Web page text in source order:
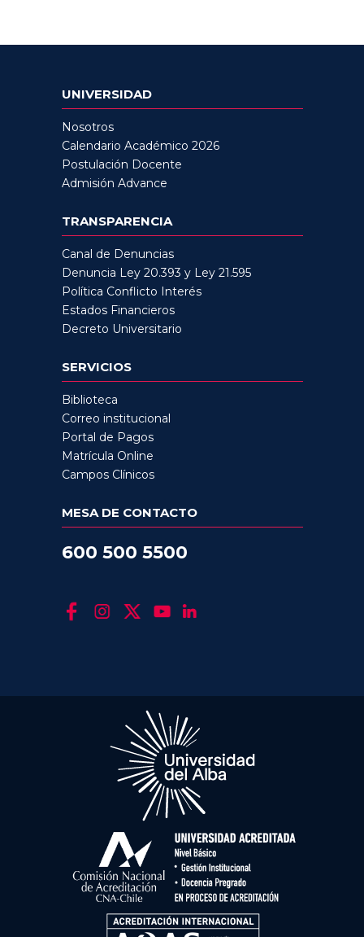
UNIVERSIDAD
Nosotros
Calendario Académico 2026
Postulación Docente
Admisión Advance
TRANSPARENCIA
Canal de Denuncias
Denuncia Ley 20.393 y Ley 21.595
Política Conflicto Interés
Estados Financieros
Decreto Universitario
SERVICIOS
Biblioteca
Correo institucional
Portal de Pagos
Matrícula Online
Campos Clínicos
MESA DE CONTACTO
600 500 5500